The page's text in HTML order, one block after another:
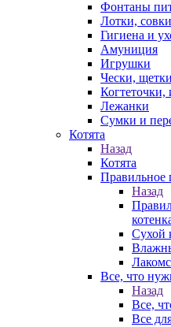
Фонтаны
Лотки,
Гигиена и
Амуниция
Игрушки
Чески,
Лежанки
Сумки и
Котята
Назад
Котята
Правильное
Назад
Сухой
Все, что
Назад
Все,
Все